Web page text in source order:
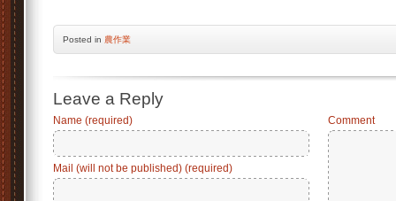
Posted in 農作業
Leave a Reply
Name (required)
Mail (will not be published) (required)
Comment